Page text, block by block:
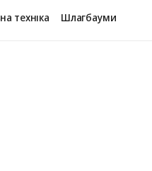
техніка Шлагбауми